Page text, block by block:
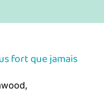
fort que jamais